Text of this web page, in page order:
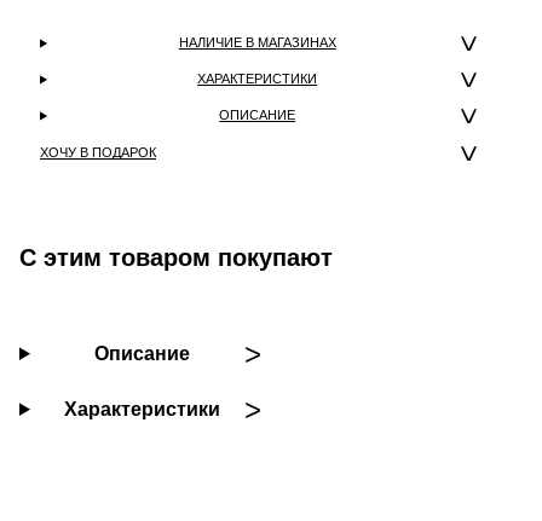
НАЛИЧИЕ В МАГАЗИНАХ
ХАРАКТЕРИСТИКИ
ОПИСАНИЕ
ХОЧУ В ПОДАРОК
С этим товаром покупают
Описание
Характеристики